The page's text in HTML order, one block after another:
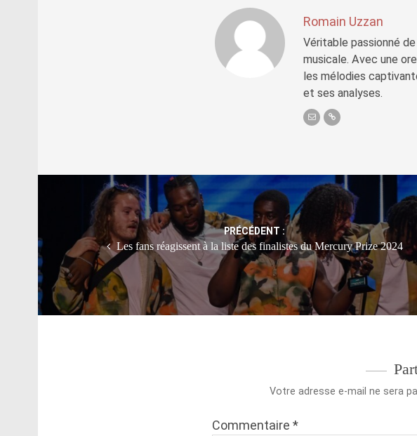
Romain Uzzan
Véritable passionné
musicale. Avec une
les mélodies
et ses analyses.
navigation
PRÉCÉDENT :
Les fans réagissent à la liste des finalistes du Mercury Prize 2024
Votre adresse e-mail ne sera
Commentaire *